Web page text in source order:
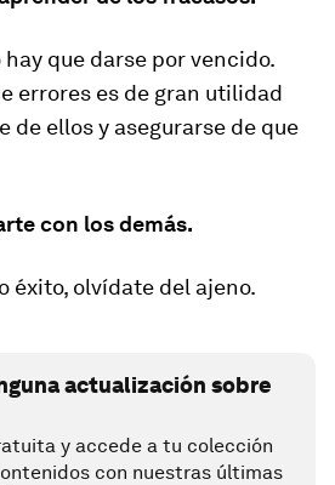
que darse por vencido.
errores es de gran utilidad
de ellos y asegurarse de que
con los demás.
éxito, olvídate del ajeno.
actualización sobre
y accede a tu colección
con nuestras últimas